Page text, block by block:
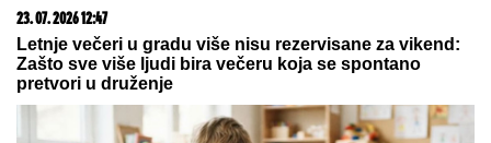
15. 07. 2026 07:44
Većina građana izgubi novac pre nego što stigne na
letovanje - ovih 7 troškova skoro niko ne planira